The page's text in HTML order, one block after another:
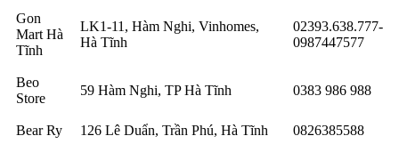
Gon
Mart Hà
Tĩnh
LK1-11, Hàm Nghi, Vinhomes,
Hà Tĩnh
02393.638.777-
0987447577
Beo
Store
59 Hàm Nghi, TP Hà Tĩnh 0383 986 988
Bear Ry 126 Lê Duẩn, Trần Phú, Hà Tĩnh 0826385588